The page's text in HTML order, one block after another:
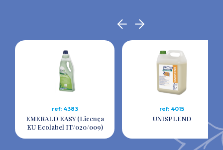
ref: 4383
EMERALD EASY (Licença
EU Ecolabel IT/020/009)
ref: 4015
UNISPLEND